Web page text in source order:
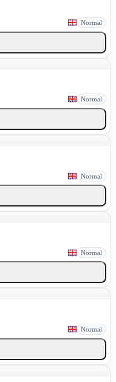
Normal
Normal
Normal
Normal
Normal